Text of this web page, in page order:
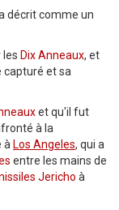
décrit comme un
les Dix Anneaux, et
capturé et sa
et qu'il fut
à la
à Los Angeles, qui a
entre les mains de
Jericho à